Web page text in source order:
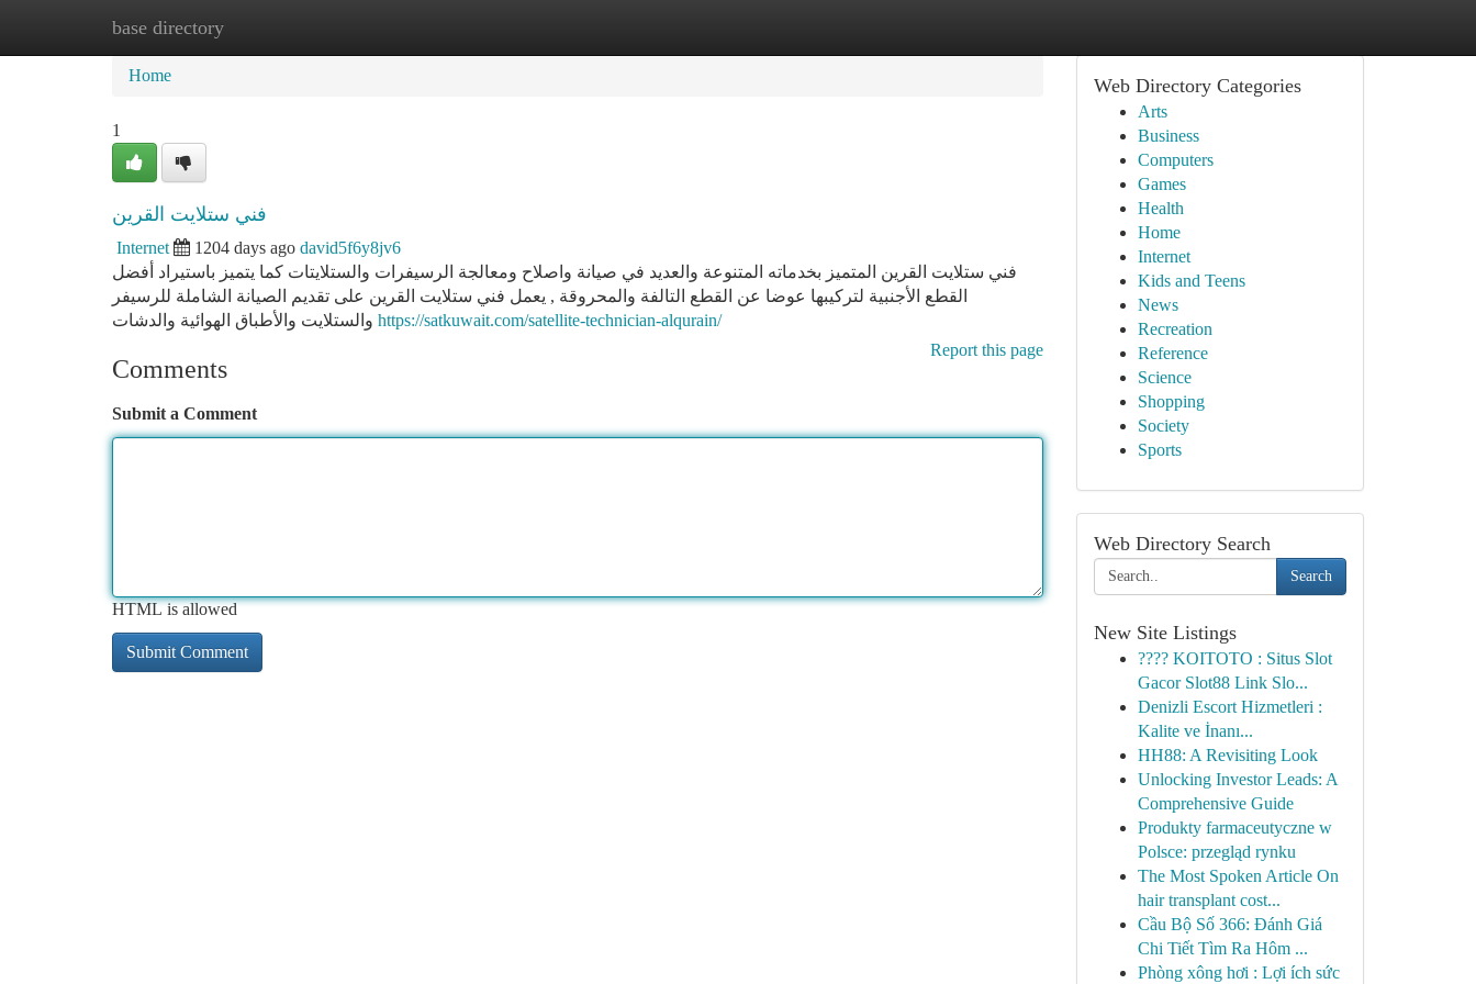
base directory
Home New Site Listings
Home
1
فني ستلايت القرين
Internet 1204 days ago david5f6y8jv6
فني ستلايت القرين المتميز بخدماته المتنوعة والعديد في صيانة واصلاح ومعالجة الرسيفرات والستلايتات كما يتميز باستيراد أفضل
القطع الأجنبية لتركيبها عوضا عن القطع التالفة والمحروقة , يعمل فني ستلايت القرين على تقديم الصيانة الشاملة للرسيفر
https://satkuwait.com/satellite-technician-alqurain/
Report this page
Comments
Submit a Comment
HTML is allowed
Web Directory Categories
Arts
Business
Computers
Games
Health
Home
Internet
Kids and Teens
News
Recreation
Reference
Science
Shopping
Society
Sports
Web Directory Search
Search
New Site Listings
???? KOITOTO : Situs Slot
Gacor Slot88 Link Slo...
Denizli Escort Hizmetleri :
Kalite ve İnanı...
HH88: A Revisiting Look
Unlocking Investor Leads: A
Comprehensive Guide
Produkty farmaceutyczne w
Polsce: przegląd rynku
The Most Spoken Article On
hair transplant cost...
Cầu Bộ Số 366: Đánh Giá
Chi Tiết Tìm Ra Hôm ...
Phòng xông hơi : Lợi ích sức